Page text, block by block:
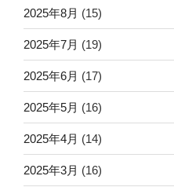
2025年8月 (15)
2025年7月 (19)
2025年6月 (17)
2025年5月 (16)
2025年4月 (14)
2025年3月 (16)